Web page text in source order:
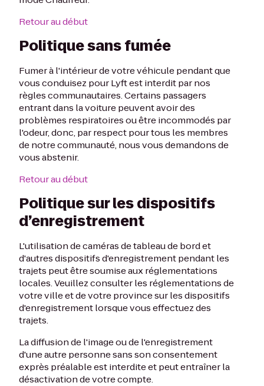
Retour au début
Politique sans fumée
Fumer à l'intérieur de votre véhicule pendant que
vous conduisez pour Lyft est interdit par nos
règles communautaires. Certains passagers
entrant dans la voiture peuvent avoir des
problèmes respiratoires ou être incommodés par
l'odeur, donc, par respect pour tous les membres
de notre communauté, nous vous demandons de
vous abstenir.
Retour au début
Politique sur les dispositifs
d’enregistrement
L'utilisation de caméras de tableau de bord et
d'autres dispositifs d'enregistrement pendant les
trajets peut être soumise aux réglementations
locales. Veuillez consulter les réglementations de
votre ville et de votre province sur les dispositifs
d'enregistrement lorsque vous effectuez des
trajets.
La diffusion de l'image ou de l'enregistrement
d'une autre personne sans son consentement
exprès préalable est interdite et peut entraîner la
désactivation de votre compte.